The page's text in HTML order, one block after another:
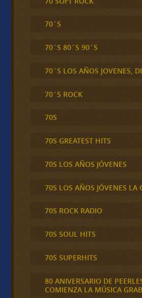
70´S
70´S 80´S 90´S
70´S LOS AÑOS JOVENES,
70´S ROCK
70S
70S GREATEST HITS
70S LOS AÑOS JÓVENES
70S LOS AÑOS JÓVENES LA
70S ROCK RADIO
70S SOUL HITS
70S SUPERHITS
80 ANIVERSARIO DE
COMIENZA LA MÚSICA